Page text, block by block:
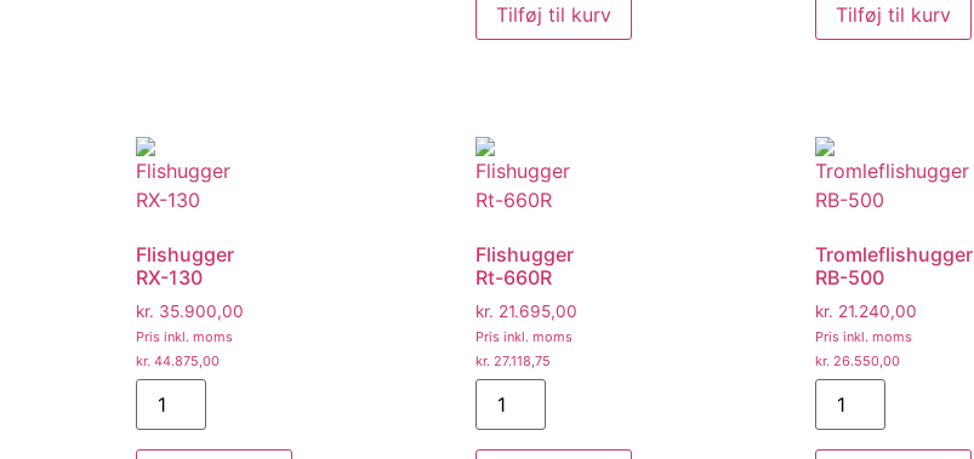
Tilføj til kurv Tilføj til kurv
Flishugger
RX-130
kr. 35.900,00
Pris inkl. moms
kr. 44.875,00
Flishugger
Rt-660R
kr. 21.695,00
Pris inkl. moms
kr. 27.118,75
Tromleflishugger
RB-500
kr. 21.240,00
Pris inkl. moms
kr. 26.550,00